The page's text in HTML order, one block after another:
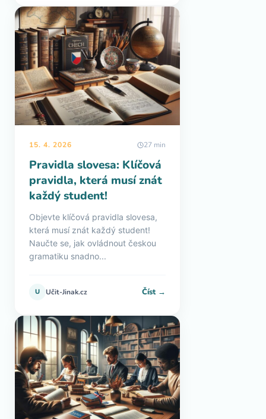
15. 4. 2026 27 min
Pravidla slovesa: Klíčová
pravidla, která musí znát
každý student!
Objevte klíčová pravidla slovesa,
která musí znát každý student!
Naučte se, jak ovládnout českou
gramatiku snadno...
U Učit-Jinak.cz Číst →